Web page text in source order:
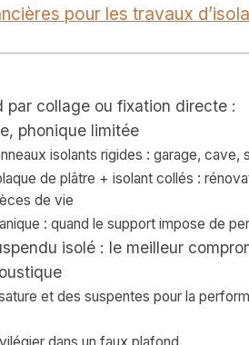
pour les travaux
par collage ou fixation directe :
phonique limitée
isolants rigides : garage, cave,
de plâtre + isolant collés :
de vie
: quand le support impose de
isolé : le meilleur
et des suspentes pour la